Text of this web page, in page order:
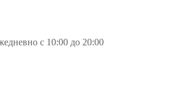
с 10:00 до 20:00